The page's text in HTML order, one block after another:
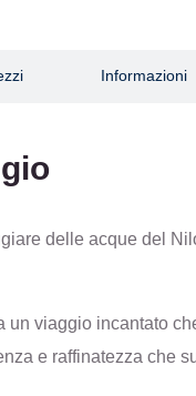
Informazioni
delle acque del
viaggio incantato
e raffinatezza che